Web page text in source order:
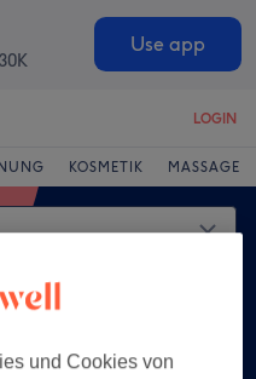
Use app
LOGIN
KOSMETIK MASSAGE
und Cookies von